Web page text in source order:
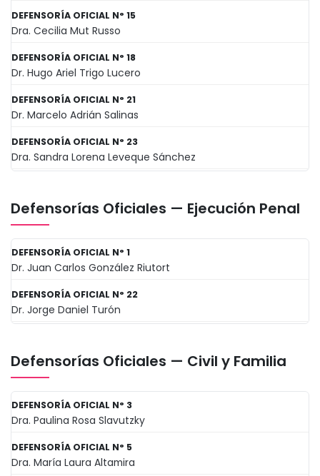
DEFENSORÍA OFICIAL N° 15
Dra. Cecilia Mut Russo
DEFENSORÍA OFICIAL N° 18
Dr. Hugo Ariel Trigo Lucero
DEFENSORÍA OFICIAL N° 21
Dr. Marcelo Adrián Salinas
DEFENSORÍA OFICIAL N° 23
Dra. Sandra Lorena Leveque Sánchez
Defensorías Oficiales — Ejecución Penal
DEFENSORÍA OFICIAL N° 1
Dr. Juan Carlos González Riutort
DEFENSORÍA OFICIAL N° 22
Dr. Jorge Daniel Turón
Defensorías Oficiales — Civil y Familia
DEFENSORÍA OFICIAL N° 3
Dra. Paulina Rosa Slavutzky
DEFENSORÍA OFICIAL N° 5
Dra. María Laura Altamira